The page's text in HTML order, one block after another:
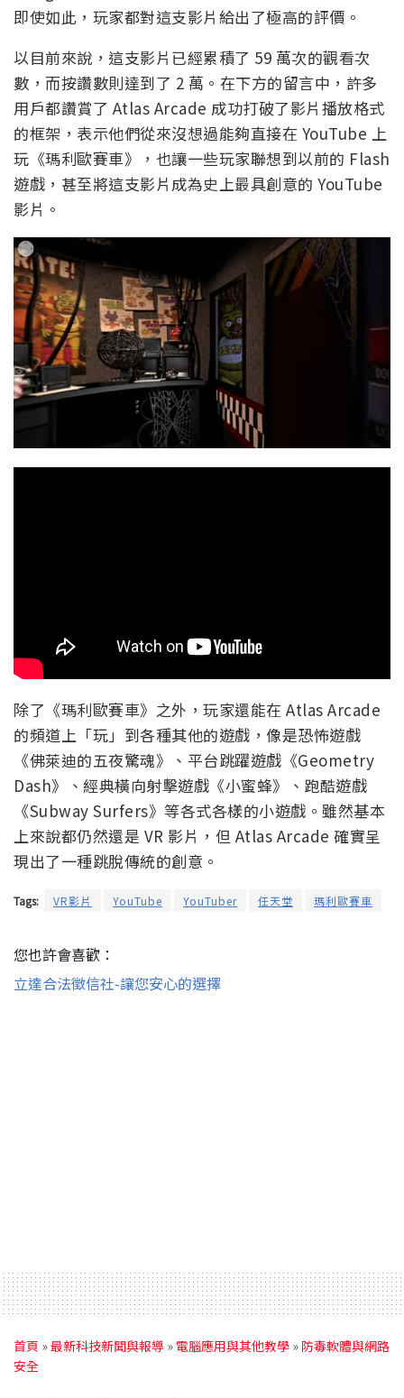
即使如此，玩家都對這支影片給出了極高的評價。
以目前來說，這支影片已經累積了 59 萬次的觀看次
數，而按讚數則達到了 2 萬。在下方的留言中，許多
用戶都讚賞了 Atlas Arcade 成功打破了影片播放格式
的框架，表示他們從來沒想過能夠直接在 YouTube 上
玩《瑪利歐賽車》，也讓一些玩家聯想到以前的 Flash
遊戲，甚至將這支影片成為史上最具創意的 YouTube
影片。
除了《瑪利歐賽車》之外，玩家還能在 Atlas Arcade
的頻道上「玩」到各種其他的遊戲，像是恐怖遊戲
《佛萊迪的五夜驚魂》、平台跳躍遊戲《Geometry
Dash》、經典橫向射擊遊戲《小蜜蜂》、跑酷遊戲
《Subway Surfers》等各式各樣的小遊戲。雖然基本
上來說都仍然還是 VR 影片，但 Atlas Arcade 確實呈
現出了一種跳脫傳統的創意。
Tags: VR影片 YouTube YouTuber 任天堂 瑪利歐賽車
您也許會喜歡：
立達合法徵信社-讓您安心的選擇
首頁 »最新科技新聞與報導 » 電腦應用與其他教學 » 防毒軟體與網路
安全